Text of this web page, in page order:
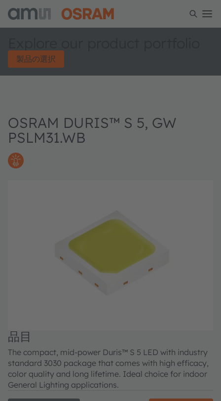
製品の選択
OSRAM DURIS™ S 5, GW
PSLM31.WB
品目
The compact, mid-power Duris™ S 5 LED with industry
standard 3030 package that comes with high efficacy,
color quality and long lifetime. Ideal choice for indoor
General Lighting applications.